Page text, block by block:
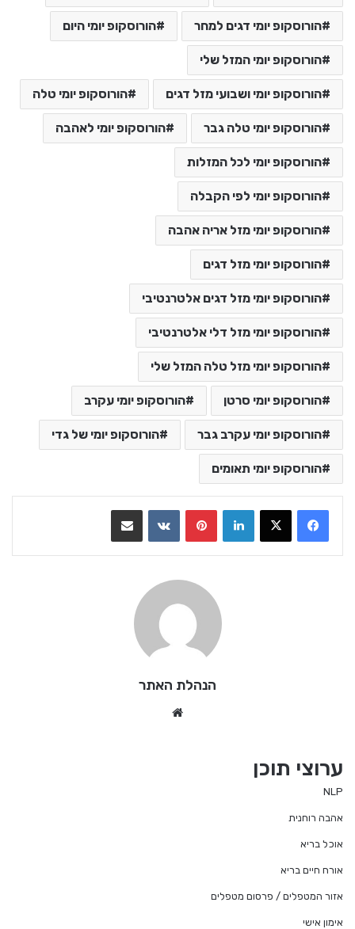
הורוסקופ יומי דגים למחר הורוסקופ יומי היום
הורוסקופ יומי המזל שלי
הורוסקופ יומי ושבועי מזל דגים הורוסקופ יומי טלה
הורוסקופ יומי טלה גבר הורוסקופ יומי לאהבה
הורוסקופ יומי לכל המזלות
הורוסקופ יומי לפי הקבלה
הורוסקופ יומי מזל אריה אהבה
הורוסקופ יומי מזל דגים
הורוסקופ יומי מזל דגים אלטרנטיבי
הורוסקופ יומי מזל דלי אלטרנטיבי
הורוסקופ יומי מזל טלה המזל שלי
הורוסקופ יומי סרטן הורוסקופ יומי עקרב
הורוסקופ יומי עקרב גבר הורוסקופ יומי של גדי
הורוסקופ יומי תאומים
LinkedIn
VKontakte
הנהלת האתר
ערוצי תוכן
NLP
אהבה רוחנית
אוכל בריא
אורח חיים בריא
אזור המטפלים / פרסום מטפלים
אימון אישי